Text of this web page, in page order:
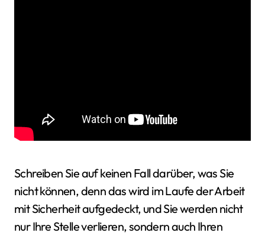
Schreiben Sie auf keinen Fall darüber, was Sie
nicht können, denn das wird im Laufe der Arbeit
mit Sicherheit aufgedeckt, und Sie werden nicht
nur Ihre Stelle verlieren, sondern auch Ihren